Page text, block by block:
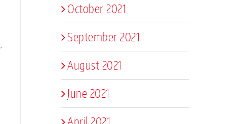
October 2021
September 2021
August 2021
June 2021